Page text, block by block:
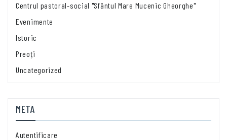
Centrul pastoral-social "Sfântul Mare Mucenic Gheorghe"
Evenimente
Istoric
Preoți
Uncategorized
META
Autentificare